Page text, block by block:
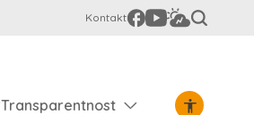
Kontakt
Transparentnost